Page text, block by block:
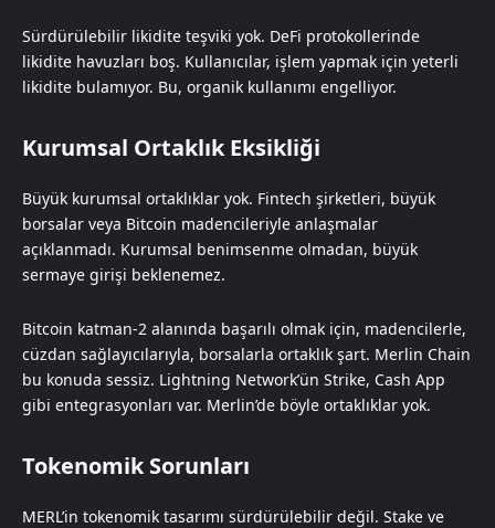
Sürdürülebilir likidite teşviki yok. DeFi protokollerinde
likidite havuzları boş. Kullanıcılar, işlem yapmak için yeterli
likidite bulamıyor. Bu, organik kullanımı engelliyor.
Kurumsal Ortaklık Eksikliği
Büyük kurumsal ortaklıklar yok. Fintech şirketleri, büyük
borsalar veya Bitcoin madencileriyle anlaşmalar
açıklanmadı. Kurumsal benimsenme olmadan, büyük
sermaye girişi beklenemez.
Bitcoin katman-2 alanında başarılı olmak için, madencilerle,
cüzdan sağlayıcılarıyla, borsalarla ortaklık şart. Merlin Chain
bu konuda sessiz. Lightning Network’ün Strike, Cash App
gibi entegrasyonları var. Merlin’de böyle ortaklıklar yok.
Tokenomik Sorunları
MERL’in tokenomik tasarımı sürdürülebilir değil. Stake ve